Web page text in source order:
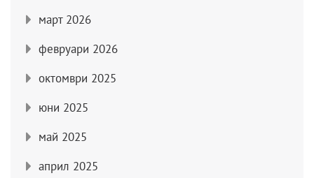
март 2026
февруари 2026
октомври 2025
юни 2025
май 2025
април 2025